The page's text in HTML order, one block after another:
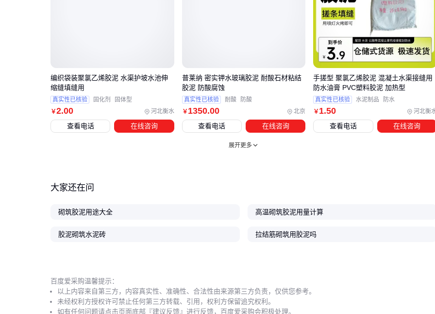
选择合适的配套工具不仅能提升施工效率，还能避免因工具不
当导致的胶泥性能损失。例如，专用胶泥搅拌桶可以确保混合
比例精准，避免因搅拌不均引发的施工问题。
五、混合比例、固化时间等实操关键点
砌筑胶泥的实际性能很大程度上取决于施工细节。混合比例不
当或固化时间不足都可能导致胶泥粘结力下降，甚至引发工程
隐患。
关键施工细节包括：
施工后避免过早负载，确保胶泥完全固化。
使用专用胶泥搅拌桶可以精准控制混合比例，避免因手工调配
解决方案。从胶泥性能参数到施工工具的选择，每一步都需贴
合实际工程需求，才能确保最终施工质量。
￥2.00 河北衡水
编织袋装聚氯乙烯胶泥 水渠护坡水池伸
缩缝填缝用
真实性已核验 固化剂 固体型
查看电话 在线咨询
￥ 1350.00 北京
普莱纳 密实钾水玻璃胶泥 耐酸石材粘结
胶泥 防酸腐蚀
真实性已核验 耐酸 防酸
查看电话 在线咨询
￥ 1.50 河北衡
手搓型 聚氯乙烯胶泥 混凝土水渠接缝用
防水油膏 PVC塑料胶泥 加热型
真实性已核验 水泥制品 防水
查看电话 在线咨询
展开更多
大家还在问
砌筑胶泥用途大全 高温砌筑胶泥用量计算
胶泥砌筑水泥砖 拉结筋砌筑用胶泥吗
百度爱采购温馨提示：
以上内容来自第三方，内容真实性、准确性、合法性由来源第三方负责，仅供您参考。
未经权利方授权许可禁止任何第三方转载、引用，权利方保留追究权利。
如有任何问题请点击页面底部『建议反馈』进行反馈，百度爱采购会积极处理。